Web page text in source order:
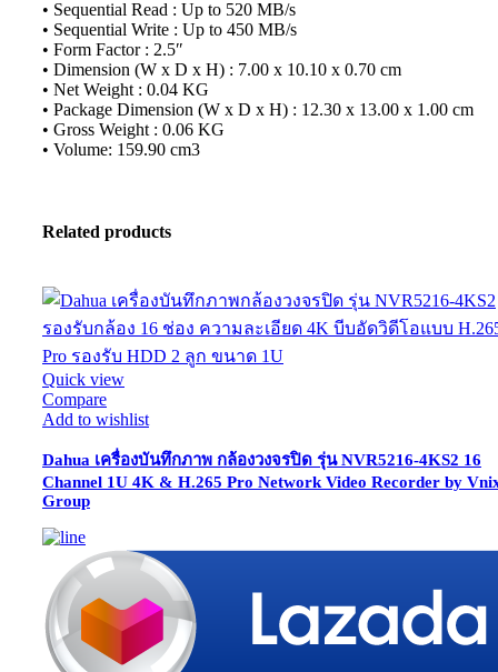
• Sequential Read : Up to 520 MB/s
• Sequential Write : Up to 450 MB/s
• Form Factor : 2.5″
• Dimension (W x D x H) : 7.00 x 10.10 x 0.70 cm
• Net Weight : 0.04 KG
• Package Dimension (W x D x H) : 12.30 x 13.00 x 1.00 cm
• Gross Weight : 0.06 KG
• Volume: 159.90 cm3
Related products
Quick view
Compare
Add to wishlist
Dahua เครื่องบันทึกภาพ กล้องวงจรปิด รุ่น NVR5216-4KS2 16
Channel 1U 4K & H.265 Pro Network Video Recorder by
Group